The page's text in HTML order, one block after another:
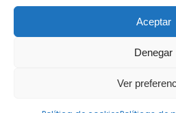
Aceptar
Denegar
Ver
Aviso legal LSSICE
Condiciones de